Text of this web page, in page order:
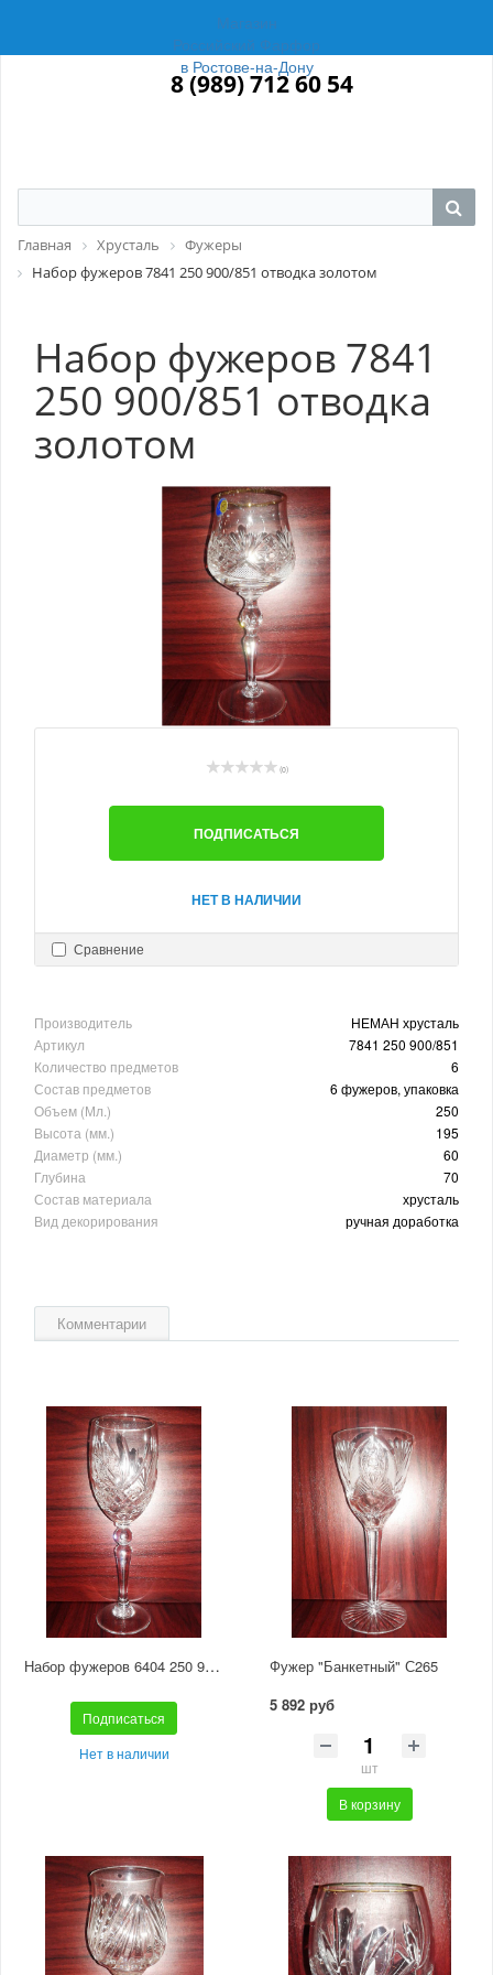
Магазин
Российский Фарфор
в Ростове-на-Дону
8 (989) 712 60 54
Главная Хрусталь
Фужеры
Набор фужеров 7841 250 900/851 отводка золотом
Набор фужеров 7841
250 900/851 отводка
золотом
(0)
ПОДПИСАТЬСЯ
НЕТ В НАЛИЧИИ
Сравнение
Производитель
НЕМАН хрусталь
Артикул
7841 250 900/851
Количество предметов
6
Состав предметов
6 фужеров, упаковка
Объем (Мл.)
250
Высота (мм.)
195
Диаметр (мм.)
60
Глубина
70
Состав материала
хрусталь
Вид декорирования
ручная доработка
Комментарии
Набор фужеров 6404 250 900/65
Подписаться
Нет в наличии
Фужер "Банкетный" С265
5 892 руб
шт
В корзину